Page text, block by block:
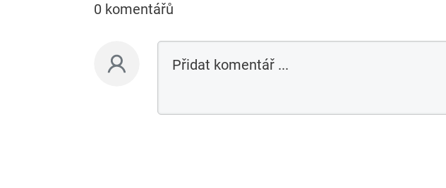
0 komentářů